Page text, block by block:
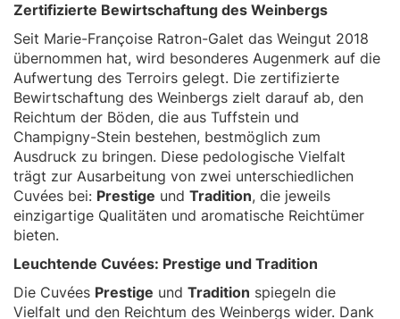
Zertifizierte Bewirtschaftung des Weinbergs
Seit Marie-Françoise Ratron-Galet das Weingut 2018
übernommen hat, wird besonderes Augenmerk auf die
Aufwertung des Terroirs gelegt. Die zertifizierte
Bewirtschaftung des Weinbergs zielt darauf ab, den
Reichtum der Böden, die aus Tuffstein und
Champigny-Stein bestehen, bestmöglich zum
Ausdruck zu bringen. Diese pedologische Vielfalt
trägt zur Ausarbeitung von zwei unterschiedlichen
Cuvées bei: Prestige und Tradition, die jeweils
einzigartige Qualitäten und aromatische Reichtümer
bieten.
Leuchtende Cuvées: Prestige und Tradition
Die Cuvées Prestige und Tradition spiegeln die
Vielfalt und den Reichtum des Weinbergs wider. Dank